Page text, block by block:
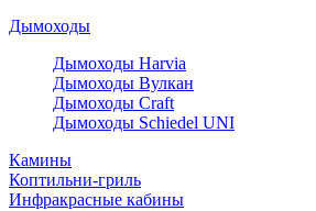
Дымоходы
Дымоходы Harvia
Дымоходы Вулкан
Дымоходы Craft
Дымоходы Schiedel UNI
Камины
Коптильни-гриль
Инфракрасные кабины